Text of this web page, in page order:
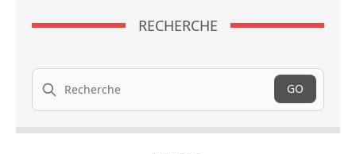
RECHERCHE
Recherche
GO